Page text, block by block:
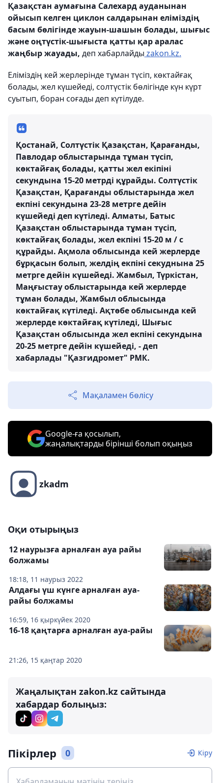
Қазақстан аумағына Салехард ауданынан
ойысып келген циклон салдарынан еліміздің
басым бөлігінде жауын-шашын болады, шығыс
және оңтүстік-шығыста қатты қар аралас
жаңбыр жауады, деп хабарлайды zakon.kz.
Еліміздің кей жерлерінде тұман түсіп, көктайғақ
болады, жел күшейеді, солтүстік бөлігінде күн күрт
суытып, боран соғады деп күтілуде.
Қостанай, Солтүстік Қазақстан, Қарағанды,
Павлодар облыстарында тұман түсіп,
көктайғақ болады, қатты жел екіпіні
секундына 15-20 метрді құрайды. Солтүстік
Қазақстан, Қарағанды ​​облыстарында жел
екпіні секундына 23-28 метрге дейін
күшейеді деп күтіледі. Алматы, Батыс
Қазақстан облыстарында тұман түсіп,
көктайғақ болады, жел екпіні 15-20 м / с
құрайды. Ақмола облысында кей жерлерде
бұрқасын болып, желдің екпіні секуднына 25
метрге дейін күшейеді. Жамбыл, Түркістан,
Маңғыстау облыстарында кей жерлерде
тұман болады, Жамбыл облысында
көктайғақ күтіледі. Ақтөбе облысында кей
жерлерде көктайғақ күтіледі, Шығыс
Қазақстан облысында жел екпіні секундына
20-25 метрге дейін күшейеді, - деп
хабарлады "Қазгидромет" РМК.
Мақаламен бөлісу
Google-ға қосылып,
жаңалықтарды бірінші болып оқыңыз
zkadm
Оқи отырыңыз
18:18, 11 наурыз 2022
12 наурызға арналған ауа райы
болжамы
16:59, 16 қыркүйек 2020
Алдағы үш күнге арналған ауа-
райы болжамы
21:26, 15 қаңтар 2020
16-18 қаңтарға арналған ауа-райы
Жаңалықтан zakon.kz сайтында
хабардар болыңыз:
Пікірлер 0 Кіру